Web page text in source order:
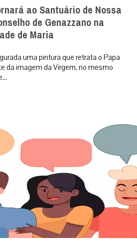
ao Santuário de Nossa
de Genazzano na
de Maria
uma pintura que retrata o Papa
da imagem da Virgem, no mesmo